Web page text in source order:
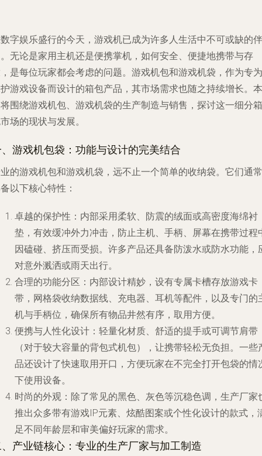
字娱乐盛行的今天，游戏机已成为许多人生活中不可或缺的伴
无论是家用主机还是便携掌机，如何安全、便捷地携带与存
是每位玩家都会考虑的问题。游戏机包和游戏机袋，作为专为
游戏设备而设计的箱包产品，其市场需求也随之持续增长。本
围绕游戏机包、游戏机袋的生产制造与销售，探讨这一细分箱
场的现状与发展。
游戏机包袋：功能与设计的完美结合
的游戏机包和游戏机袋，远不止一个简单的收纳袋。它们通常
以下核心特性：
卓越的保护性 ：内部采用柔软、防震的绒面或高密度海绵衬
垫，有效缓冲外力冲击，防止主机、手柄、屏幕在携带过程
因磕碰、挤压而受损。许多产品还具备防泼水或防水功能，
对意外溅洒或雨天出行。
合理的功能分区 ：内部设计精妙，设有专属卡槽存放游戏卡
带，网格袋收纳数据线、充电器、耳机等配件，以及专门的
机与手柄位，确保所有物品井然有序，取用方便。
便携与人性化设计 ：轻量化材质、舒适的提手或可调节肩带
（对于较大容量的背包式机包），让携带轻松无负担。一些
品还设计了快速取用开口，方便玩家在不完全打开包袋的情
下使用设备。
时尚的外观 ：除了常见的黑色、灰色等沉稳色调，生产厂家
推出众多带有游戏IP元素、炫酷图案或个性化设计的款式，
足不同年龄层和审美偏好玩家的需求。
产业链核心：专业的生产厂家与加工制造